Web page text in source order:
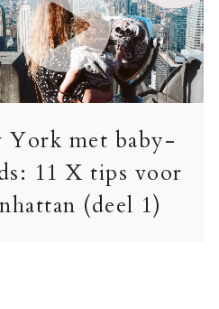
York met baby-
11 X tips voor
(deel 1)